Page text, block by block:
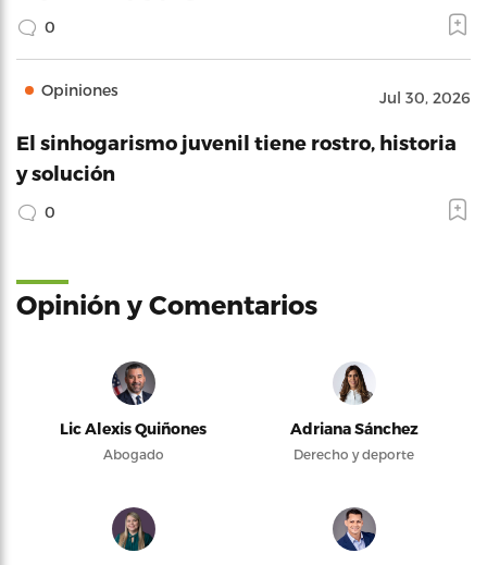
0
Opiniones Jul 30, 2026
El sinhogarismo juvenil tiene rostro, historia
y solución
0
Opinión y Comentarios
Lic Alexis Quiñones
Abogado
Adriana Sánchez
Derecho y deporte